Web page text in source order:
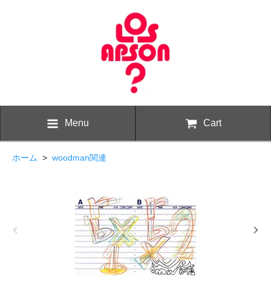
Menu Cart
ホーム > woodman関連